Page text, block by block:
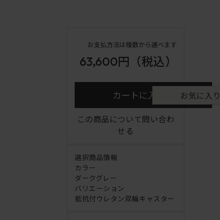
お支払方法は複数から選べます
63,600円 （税込）
カートに入れる お気に入
この商品について問い合わ
せる
選択商品情報
カラー
ダークグレー
バリエーション
抵抗付ウレタン双輪キャスター